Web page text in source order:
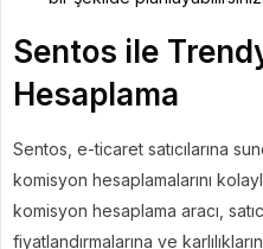
Sentos ile
Hesaplama
Sentos, e-ticaret satıcılarına
komisyon hesaplamalarını
komisyon hesaplama aracı,
fiyatlandırmalarına ve